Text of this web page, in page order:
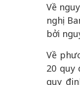
Về
nghị
bởi
Về
20 quy
quy